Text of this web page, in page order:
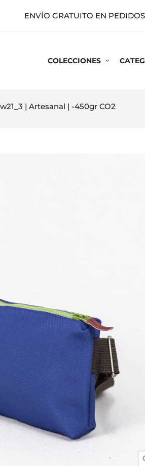
ENVÍO GRATUITO EN
COLECCIONES
| Artesanal | -450gr CO2